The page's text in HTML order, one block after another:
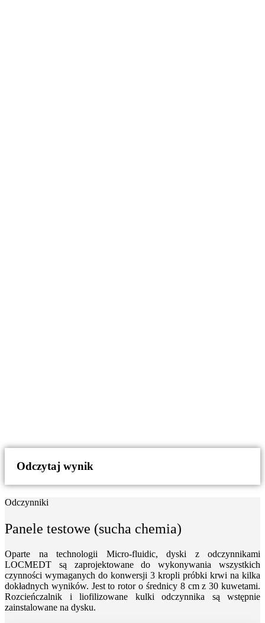
Odczytaj wynik
Odczynniki
Panele testowe (sucha chemia)
Oparte na technologii Micro-fluidic, dyski z odczynnikami
LOCMEDT są zaprojektowane do wykonywania wszystkich
czynności wymaganych do konwersji 3 kropli próbki krwi na kilka
dokładnych wyników. Jest to rotor o średnicy 8 cm z 30 kuwetami.
Rozcieńczalnik i liofilizowane kulki odczynnika są wstępnie
zainstalowane na dysku.